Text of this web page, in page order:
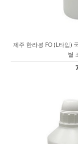
제주 한라봉 FO (L타입)
별